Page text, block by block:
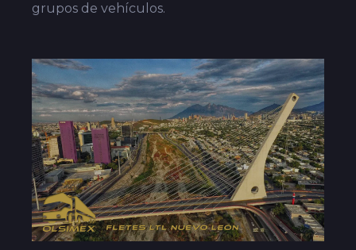
grupos de vehículos.